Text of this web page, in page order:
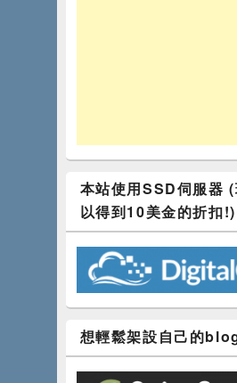
本站使用SSD伺服器
以得到10美金的折扣!)
想輕鬆架設自己的